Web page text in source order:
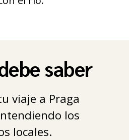
saber
viaje a Praga
los
locales.